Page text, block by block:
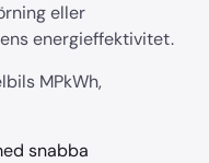
eller
energieffektivitet.
MPkWh,
snabba